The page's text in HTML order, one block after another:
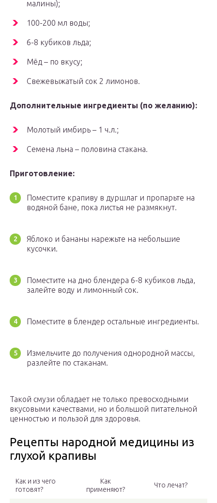
малины);
100-200 мл воды;
6-8 кубиков льда;
Мёд – по вкусу;
Свежевыжатый сок 2 лимонов.
Дополнительные ингредиенты (по желанию):
Молотый имбирь – 1 ч.л.;
Семена льна – половина стакана.
Приготовление:
Поместите крапиву в дуршлаг и пропарьте на
водяной бане, пока листья не размякнут.
Яблоко и бананы нарежьте на небольшие
кусочки.
Поместите на дно блендера 6-8 кубиков льда,
залейте воду и лимонный сок.
Поместите в блендер остальные ингредиенты.
Измельчите до получения однородной массы,
разлейте по стаканам.
Такой смузи обладает не только превосходными
вкусовыми качествами, но и большой питательной
ценностью и пользой для здоровья.
Рецепты народной медицины из
глухой крапивы
Как и из чего
готовят?
Как
применяют?
Что лечат?